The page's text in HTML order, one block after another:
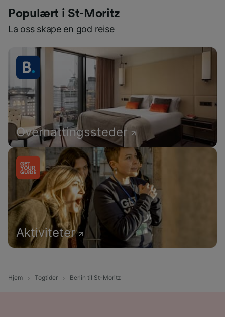
Populært i St-Moritz
La oss skape en god reise
Overnattingssteder
Aktiviteter
Hjem Togtider Berlin til St-Moritz